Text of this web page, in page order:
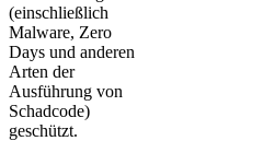
(einschließlich
Malware, Zero
Days und anderen
Arten der
Ausführung von
Schadcode)
geschützt.